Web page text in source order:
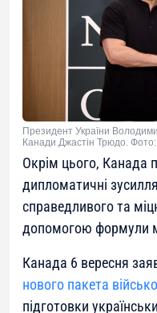
Президент України
Канади Джастін Трюдо.
Окрім цього, Канада
дипломатичні
справедливого та
допомогою формули
Канада 6 вересня
нового пакета
підготовки